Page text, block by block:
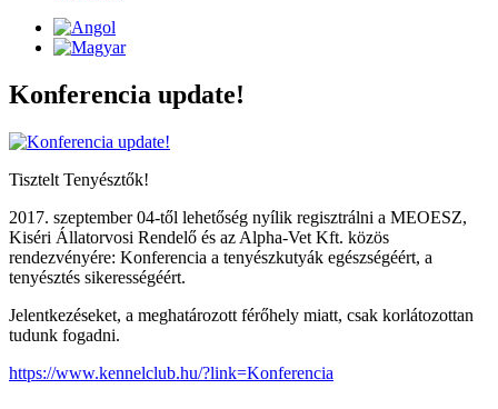
Konferencia update!
Tisztelt Tenyésztők!
2017. szeptember 04-től lehetőség nyílik regisztrálni a MEOESZ,
Kiséri Állatorvosi Rendelő és az Alpha-Vet Kft. közös
rendezvényére: Konferencia a tenyészkutyák egészségéért, a
tenyésztés sikerességéért.
Jelentkezéseket, a meghatározott férőhely miatt, csak korlátozottan
tudunk fogadni.
https://www.kennelclub.hu/?link=Konferencia